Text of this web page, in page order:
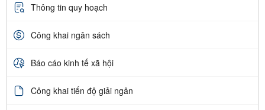
Thông tin quy hoạch
Công khai ngân sách
Báo cáo kinh tế xã hội
Công khai tiến độ giải ngân